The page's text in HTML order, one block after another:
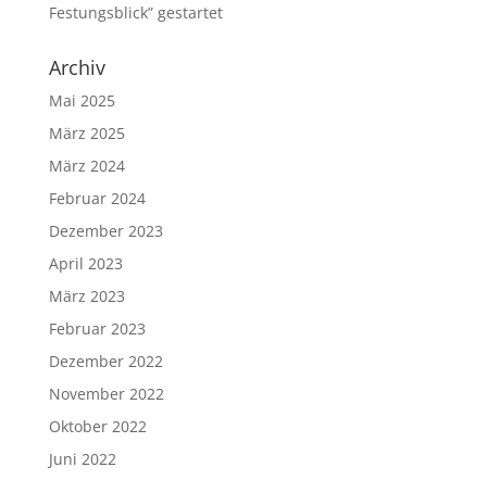
Festungsblick” gestartet
Archiv
Mai 2025
März 2025
März 2024
Februar 2024
Dezember 2023
April 2023
März 2023
Februar 2023
Dezember 2022
November 2022
Oktober 2022
Juni 2022